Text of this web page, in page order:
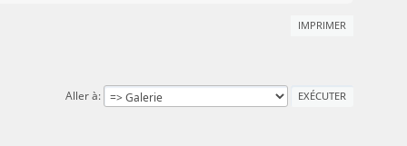
IMPRIMER
Aller à